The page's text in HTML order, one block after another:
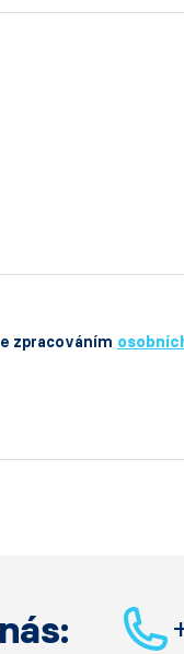
zpracováním
nás: